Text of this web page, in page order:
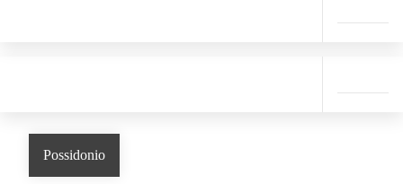
Possidonio